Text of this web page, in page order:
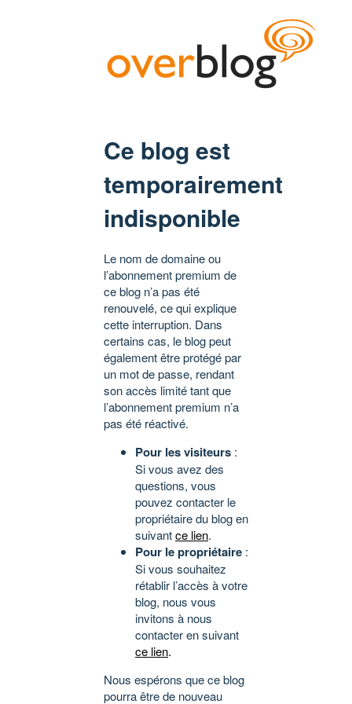
Ce blog est
temporairement
indisponible
Le nom de domaine ou
l’abonnement premium de
ce blog n’a pas été
renouvelé, ce qui explique
cette interruption. Dans
certains cas, le blog peut
également être protégé par
un mot de passe, rendant
son accès limité tant que
l’abonnement premium n’a
pas été réactivé.
Pour les visiteurs :
Si vous avez des
questions, vous
pouvez contacter le
propriétaire du blog en
suivantce lien.
Pour le propriétaire :
Si vous souhaitez
rétablir l’accès à votre
blog, nous vous
invitons à nous
contacter en suivant
ce lien.
Nous espérons que ce blog
pourra être de nouveau